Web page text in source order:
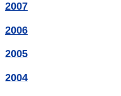
2007
2006
2005
2004